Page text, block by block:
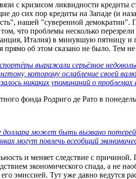
с кризисом ликвидности
сих пор кредиты на Западе (и
нашей "суверенной
что проблемы несколько
Италия) в минувшую пятницу
прямо об этом сказано не было. Тем
выражали серьёзное
которому ослабление своей
никаких упоминаний о
фонда Родриго де Рато в
может быть вызвано
могут повлечь всеобщий
и меняет следствие с
экономического спада, а не
эмиссией. Тут уже давно ведутся